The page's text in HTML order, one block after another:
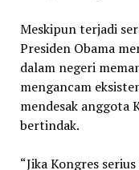
Meskipun terjadi
Presiden Obama
dalam negeri
mengancam
mendesak anggota
bertindak.
“Jika Kongres